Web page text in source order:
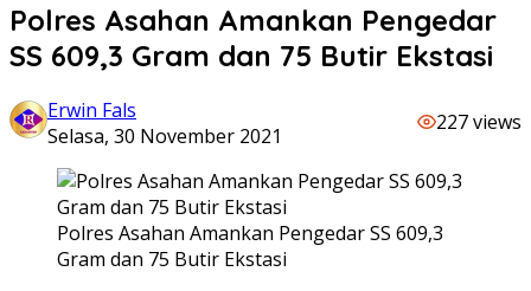
Polres Asahan Amankan Pengedar
SS 609,3 Gram dan 75 Butir Ekstasi
Erwin Fals
Selasa, 30 November 2021
227 views
Polres Asahan Amankan Pengedar SS 609,3
Gram dan 75 Butir Ekstasi